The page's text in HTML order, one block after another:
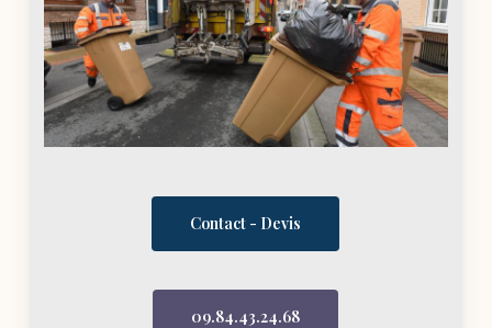
Contact - Devis
09.84.43.24.68